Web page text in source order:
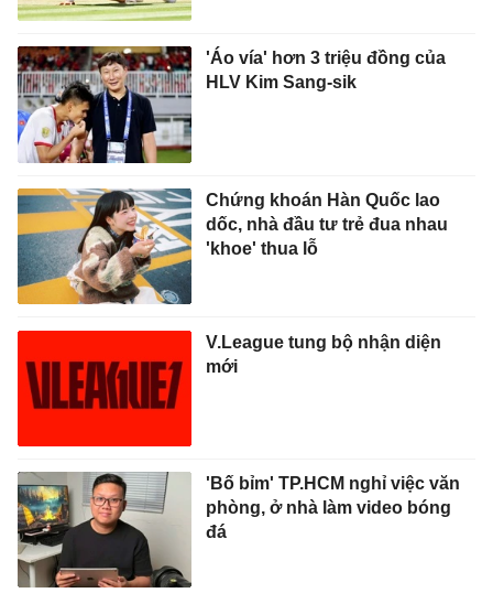
'Áo vía' hơn 3 triệu đồng của
HLV Kim Sang-sik
Chứng khoán Hàn Quốc lao
dốc, nhà đầu tư trẻ đua nhau
'khoe' thua lỗ
V.League tung bộ nhận diện
mới
'Bố bỉm' TP.HCM nghỉ việc văn
phòng, ở nhà làm video bóng
đá